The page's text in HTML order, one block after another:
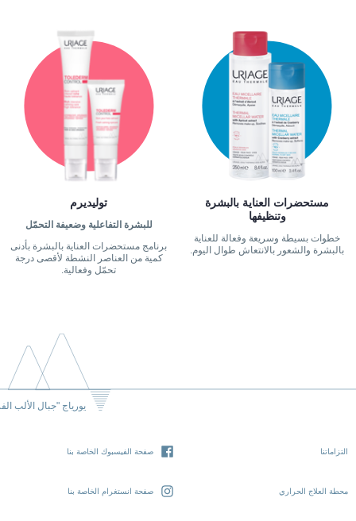
مستحضرات العناية بالبشرة
وتنظيفها
خطوات بسيطة وسريعة وفعالة للعناية
بالبشرة والشعور بالانتعاش طوال اليوم.
توليديرم
للبشرة التفاعلية وضعيفة التحمّل
برنامج مستحضرات العناية بالبشرة بأدنى
كمية من العناصر النشطة لأقصى درجة
تحمّل وفعالية.
يورياج "جبال الألب
التزاماتنا
محطة العلاج الحراري
صفحة الفيسبوك الخاصة بنا
صفحة انستغرام الخاصة بنا